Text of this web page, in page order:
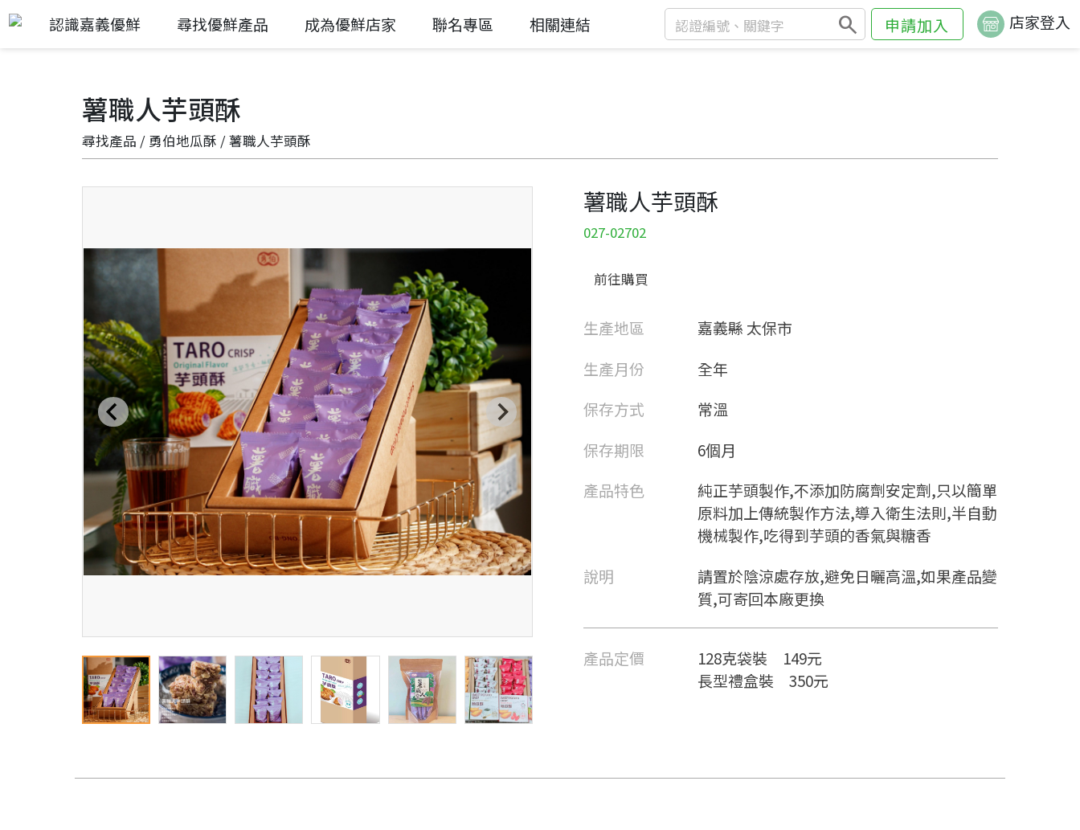
認識嘉義優鮮 尋找優鮮產品 成為優鮮店家 聯名專區 相關連結 search 申請加入 店家登入
薯職人芋頭酥
尋找產品 / 勇伯地瓜酥 / 薯職人芋頭酥
薯職人芋頭酥
027-02702
前往購買
生產地區
嘉義縣 太保市
生產月份
全年
保存方式
常溫
保存期限
6個月
產品特色
純正芋頭製作,不添加防腐劑安定劑,只以簡單
原料加上傳統製作方法,導入衛生法則,半自動
機械製作,吃得到芋頭的香氣與糖香
說明
請置於陰涼處存放,避免日曬高溫,如果產品變
質,可寄回本廠更換
產品定價
128克袋裝 149元
長型禮盒裝 350元